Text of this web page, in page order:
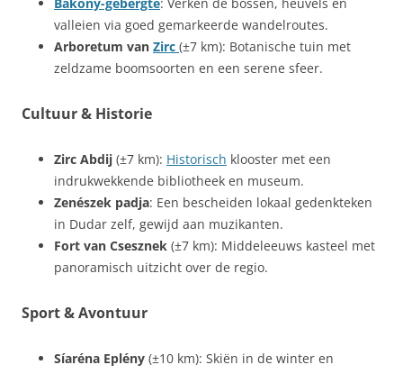
valleien via goed gemarkeerde wandelroutes.
Arboretum van Zirc (±7 km): Botanische tuin met
zeldzame boomsoorten en een serene sfeer.
Cultuur & Historie
Zirc Abdij (±7 km): Historisch klooster met een
indrukwekkende bibliotheek en museum.
Zenészek padja: Een bescheiden lokaal gedenkteken
in Dudar zelf, gewijd aan muzikanten.
Fort van Csesznek (±7 km): Middeleeuws kasteel met
panoramisch uitzicht over de regio.
Sport & Avontuur
Síaréna Eplény (±10 km): Skiën in de winter en